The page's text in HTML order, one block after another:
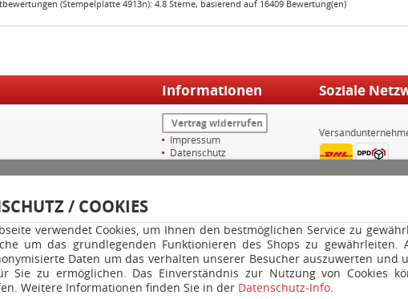
/ COOKIES
verwendet Cookies, um Ihnen den bestmöglichen Service zu
um das grundlegenden Funktionieren des Shops zu gewährleiten.
Daten um das verhalten unserer Besucher auszuwerten und
Sie zu ermöglichen. Das Einverständnis zur Nutzung von Cookies
Weitere Informationen finden Sie in der Datenschutz-Info.
(Stempelplatte 4913n): 4.8 Sterne, basierend auf 16409 Bewertung(en)
Informationen Soziale
Vertrag widerrufen
Impressum
Datenschutz
AGB
Warenkorb
GPSR